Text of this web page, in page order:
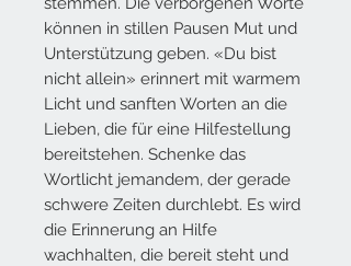
können in stillen Pausen Mut und
Unterstützung geben. «Du bist
nicht allein» erinnert mit warmem
Licht und sanften Worten an die
Lieben, die für eine Hilfestellung
bereitstehen. Schenke das
Wortlicht jemandem, der gerade
schwere Zeiten durchlebt. Es wird
die Erinnerung an Hilfe
wachhalten, die bereit steht und